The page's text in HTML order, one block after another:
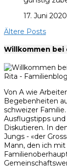
17. Juni 2020
Ältere Posts
Willkommen bei
Rita -
Von A wie
Begebenheiten
schweizer
Ausflugstipps
Diskutieren. In
Jungs - «der
Mann, den ich